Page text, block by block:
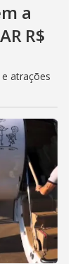
a
R$
atrações